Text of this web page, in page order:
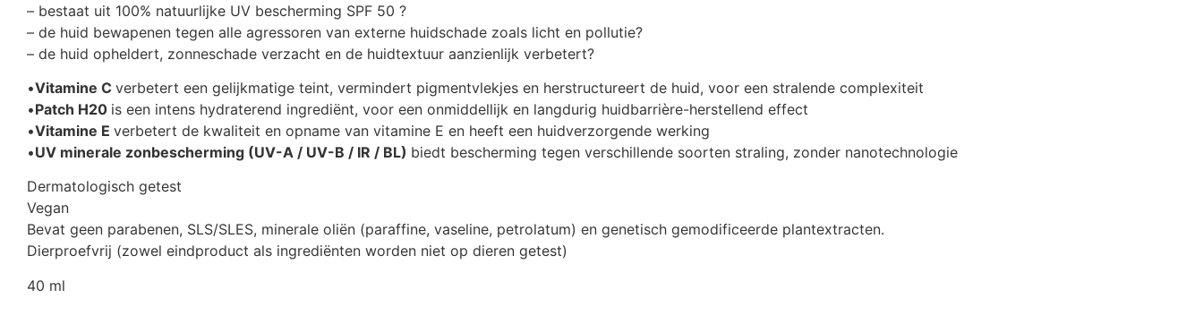
– bestaat uit 100% natuurlijke UV bescherming SPF 50 ?
– de huid bewapenen tegen alle agressoren van externe huidschade zoals licht en pollutie?
– de huid opheldert, zonneschade verzacht en de huidtextuur aanzienlijk verbetert?
•Vitamine C verbetert een gelijkmatige teint, vermindert pigmentvlekjes en herstructureert de huid, voor een stralende complexiteit
•Patch H20 is een intens hydraterend ingrediënt, voor een onmiddellijk en langdurig huidbarrière-herstellend effect
•Vitamine E verbetert de kwaliteit en opname van vitamine E en heeft een huidverzorgende werking
•UV minerale zonbescherming (UV-A / UV-B / IR / BL) biedt bescherming tegen verschillende soorten straling, zonder nanotechnologie
Dermatologisch getest
Vegan
Bevat geen parabenen, SLS/SLES, minerale oliën (paraffine, vaseline, petrolatum) en genetisch gemodificeerde plantextracten.
Dierproefvrij (zowel eindproduct als ingrediënten worden niet op dieren getest)
40 ml